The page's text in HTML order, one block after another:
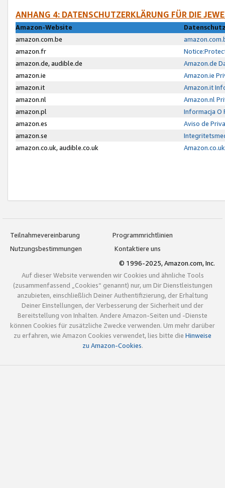
ANHANG 4: DATENSCHUTZERKLÄRUNG FÜR DIE
Amazon-Website
amazon.com.be
amazon.fr
amazon.de, audible.de
Amazon.de
amazon.ie
Amazon.ie
amazon.it
Amazon.it
amazon.nl
Amazon.nl
amazon.pl
Informacja O
amazon.es
Aviso de
amazon.se
amazon.co.uk, audible.co.uk
Teilnahmevereinbarung
Programmrichtlinien
Nutzungsbestimmungen
Kontaktiere uns
© 1996-2025, Amazon.com, Inc.
Auf dieser Website verwenden wir Cookies und ähnliche Tools
(zusammenfassend „Cookies“ genannt) nur, um Dir Dienstleistungen
anzubieten, einschließlich Deiner Authentifizierung, der Erhaltung
Deiner Einstellungen, der Verbesserung der Sicherheit und der
Bereitstellung von Inhalten. Andere Amazon-Seiten und -Dienste
können Cookies für zusätzliche Zwecke verwenden. Um mehr darüber
zu erfahren, wie Amazon Cookies verwendet, lies bitte die Hinweise
zu Amazon-Cookies.